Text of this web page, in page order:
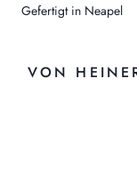
Gefertigt in Neapel
VON